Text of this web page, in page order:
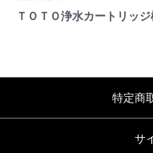
ＴＯＴＯ浄水カートリッ
特定商
サ